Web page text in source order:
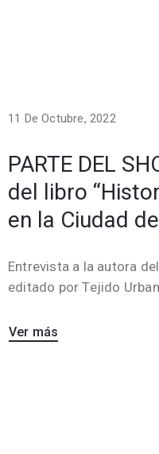
11 De Octubre, 2022
PARTE DEL
del libro
en la Ciudad de
Entrevista a la autora
editado por Tejido
Ver más